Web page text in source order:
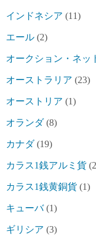
インドネシア (11)
エール (2)
オークション・ネッ
オーストラリア (23)
オーストリア (1)
オランダ(8)
カナダ(19)
カラス1銭アルミ貨
カラス1銭黄銅貨 (1)
キューバ(1)
ギリシア (3)